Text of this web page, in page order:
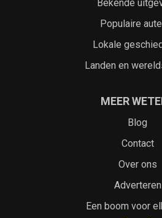
Bekende
Populaire
Lokale
Landen en
MEER
Blog
Contact
Over ons
Adverteren
Een boom voor